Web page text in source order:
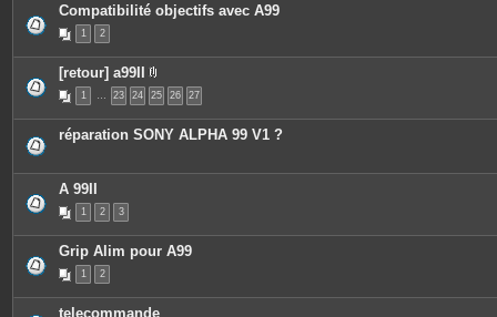
Compatibilité objectifs avec A99
1 2
[retour] a99II
P
i
c
e
o
1 … 23 24 25 26 27
réparation SONY ALPHA 99 V1 ?
A 99II
1 2 3
Grip Alim pour A99
1 2
telecommande